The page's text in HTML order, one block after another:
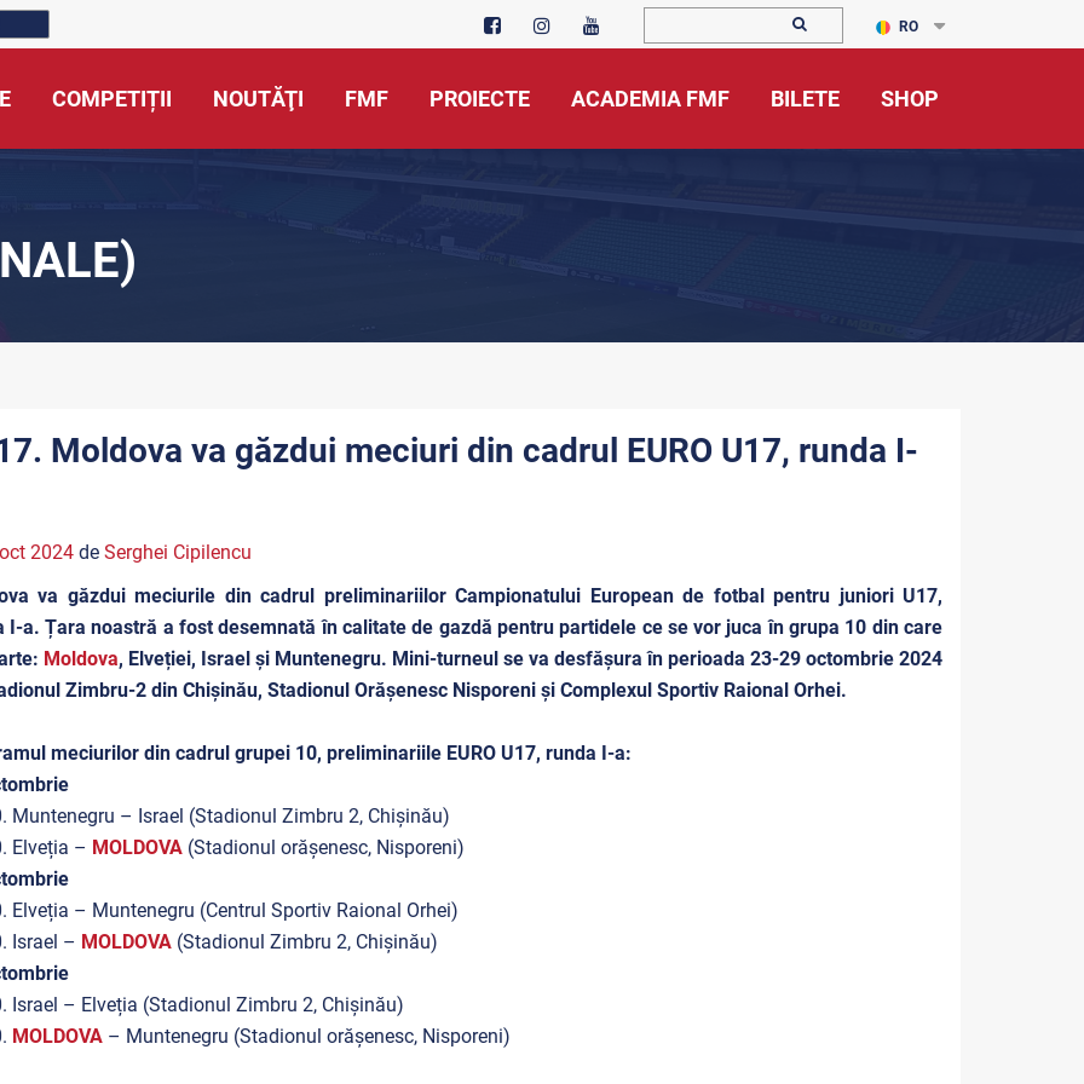
RO
COMPETIȚII NOUTĂŢI FMF PROIECTE ACADEMIA FMF BILETE SHOP
Moldova va găzdui meciuri din cadrul EURO U17, runda I-
2024de Serghei Cipilencu
va găzdui meciurile din cadrul preliminariilor Campionatului European de fotbal pentru juniori U17,
I-a. Țara noastră a fost desemnată în calitate de gazdă pentru partidele ce se vor juca în grupa 10 din care
Moldova, Elveției, Israel și Muntenegru. Mini-turneul se va desfășura în perioada 23-29 octombrie 2024
Zimbru-2 din Chișinău, Stadionul Orășenesc Nisporeni și Complexul Sportiv Raional Orhei.
meciurilor din cadrul grupei 10, preliminariile EURO U17, runda I-a:
Muntenegru – Israel (Stadionul Zimbru 2, Chișinău)
Elveția – MOLDOVA(Stadionul orășenesc, Nisporeni)
Elveția – Muntenegru (Centrul Sportiv Raional Orhei)
Israel – MOLDOVA(Stadionul Zimbru 2, Chișinău)
Israel – Elveția (Stadionul Zimbru 2, Chișinău)
MOLDOVA– Muntenegru (Stadionul orășenesc, Nisporeni)